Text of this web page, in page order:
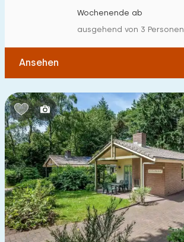
Wochenende ab
ausgehend von 3 Personen
Ansehen